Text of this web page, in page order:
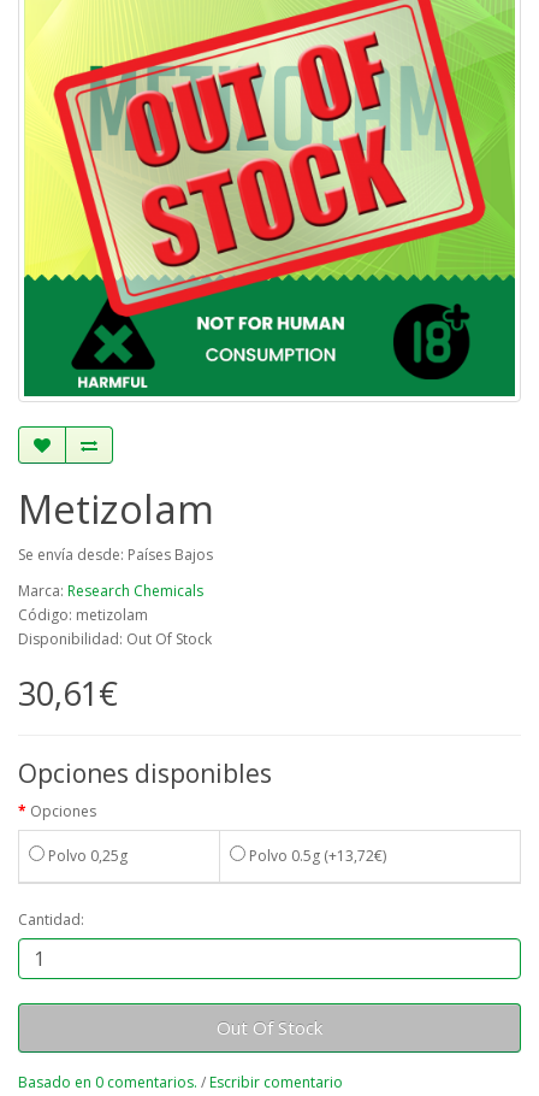
Metizolam
Se envía desde: Países Bajos
Marca: Research Chemicals
Código: metizolam
Disponibilidad: Out Of Stock
30,61€
Opciones disponibles
Opciones
Polvo 0,25g Polvo 0.5g (+13,72€)
Cantidad:
Out Of Stock
Basado en 0 comentarios. /Escribir comentario